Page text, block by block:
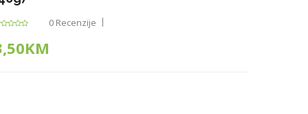
0 Recenzije